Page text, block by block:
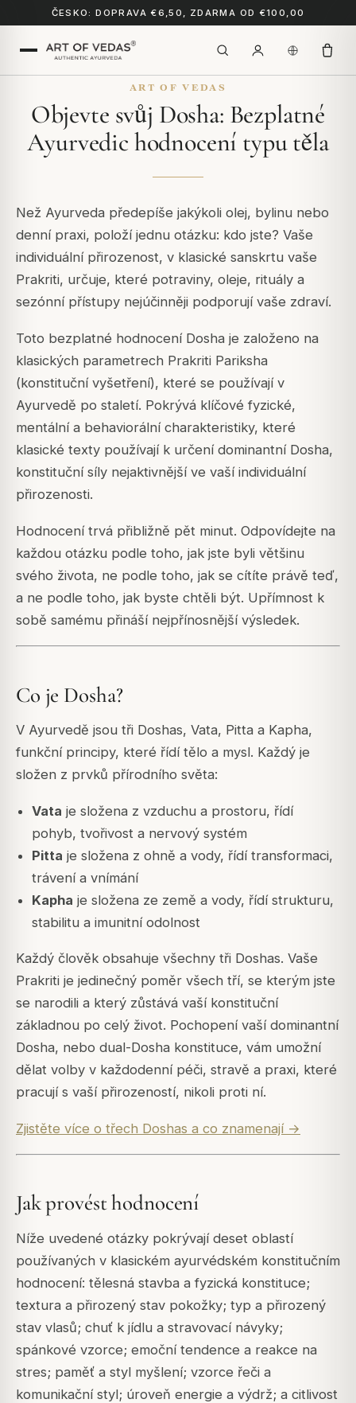
ČESKO: DOPRAVA €6,50, ZDARMA OD €100,00
ART OF VEDAS
Objevte svůj Dosha: Bezplatné
Ayurvedic hodnocení typu těla
Než Ayurveda předepíše jakýkoli olej, bylinu nebo
denní praxi, položí jednu otázku: kdo jste? Vaše
individuální přirozenost, v klasické sanskrtu vaše
Prakriti, určuje, které potraviny, oleje, rituály a
sezónní přístupy nejúčinněji podporují vaše zdraví.
Toto bezplatné hodnocení Dosha je založeno na
klasických parametrech Prakriti Pariksha
(konstituční vyšetření), které se používají v
Ayurvedě po staletí. Pokrývá klíčové fyzické,
mentální a behaviorální charakteristiky, které
klasické texty používají k určení dominantní Dosha,
konstituční síly nejaktivnější ve vaší individuální
přirozenosti.
Hodnocení trvá přibližně pět minut. Odpovídejte na
každou otázku podle toho, jak jste byli většinu
svého života, ne podle toho, jak se cítíte právě teď,
a ne podle toho, jak byste chtěli být. Upřímnost k
sobě samému přináší nejpřínosnější výsledek.
Co je Dosha?
V Ayurvedě jsou tři Doshas, Vata, Pitta a Kapha,
funkční principy, které řídí tělo a mysl. Každý je
složen z prvků přírodního světa:
Vata je složena z vzduchu a prostoru, řídí
pohyb, tvořivost a nervový systém
Pitta je složena z ohně a vody, řídí transformaci,
trávení a vnímání
Kapha je složena ze země a vody, řídí strukturu,
stabilitu a imunitní odolnost
Každý člověk obsahuje všechny tři Doshas. Vaše
Prakriti je jedinečný poměr všech tří, se kterým jste
se narodili a který zůstává vaší konstituční
základnou po celý život. Pochopení vaší dominantní
Dosha, nebo dual-Dosha konstituce, vám umožní
dělat volby v každodenní péči, stravě a praxi, které
pracují s vaší přirozeností, nikoli proti ní.
Zjistěte více o třech Doshas a co znamenají →
Jak provést hodnocení
Níže uvedené otázky pokrývají deset oblastí
používaných v klasickém ayurvédském konstitučním
hodnocení: tělesná stavba a fyzická konstituce;
textura a přirozený stav pokožky; typ a přirozený
stav vlasů; chuť k jídlu a stravovací návyky;
spánkové vzorce; emoční tendence a reakce na
stres; paměť a styl myšlení; vzorce řeči a
komunikační styl; úroveň energie a výdrž; a citlivost